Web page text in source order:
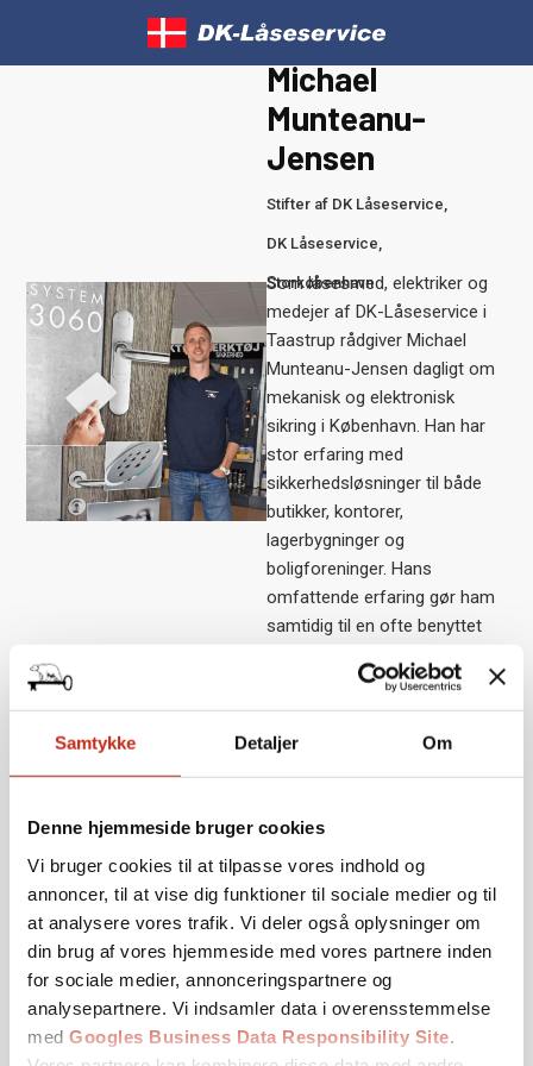
Samtykke Detaljer Om
Denne hjemmeside bruger cookies
Vi bruger cookies til at tilpasse vores indhold og
annoncer, til at vise dig funktioner til sociale medier og til
at analysere vores trafik. Vi deler også oplysninger om
din brug af vores hjemmeside med vores partnere inden
for sociale medier, annonceringspartnere og
analysepartnere. Vi indsamler data i overensstemmelse
med Googles Business Data Responsibility Site
Spring til hovedindhold
Spring til sidefod
Michael
Munteanu-
Jensen
Stifter af DK Låseservice,
DK Låseservice,
Storkøbenhavn
Som låsesmed, elektriker og
medejer af DK-Låseservice i
Taastrup rådgiver Michael
Munteanu-Jensen dagligt om
mekanisk og elektronisk
sikring i København. Han har
stor erfaring med
sikkerhedsløsninger til både
butikker, kontorer,
lagerbygninger og
boligforeninger. Hans
omfattende erfaring gør ham
samtidig til en ofte benyttet
fremtidens digitale
låseteknologi.
Vi løser bl.a. opgaver i Taastrup|Albertslund|Roskilde
|Vallensbæk|Ishøj|Greve|Glostrup|Smørum|Ballerup
|Måløv| Hareskov|Skovlunde|København